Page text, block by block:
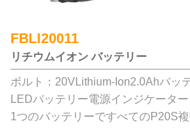
FBLI20011
リチウムイオン バッテリー
ボルト：20VLithium-Ion2.0Ahバッ
LEDバッテリー電源インジケーター
1つのバッテリーですべてのP20S